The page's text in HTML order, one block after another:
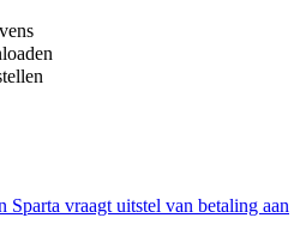
vraagt uitstel van betaling aan